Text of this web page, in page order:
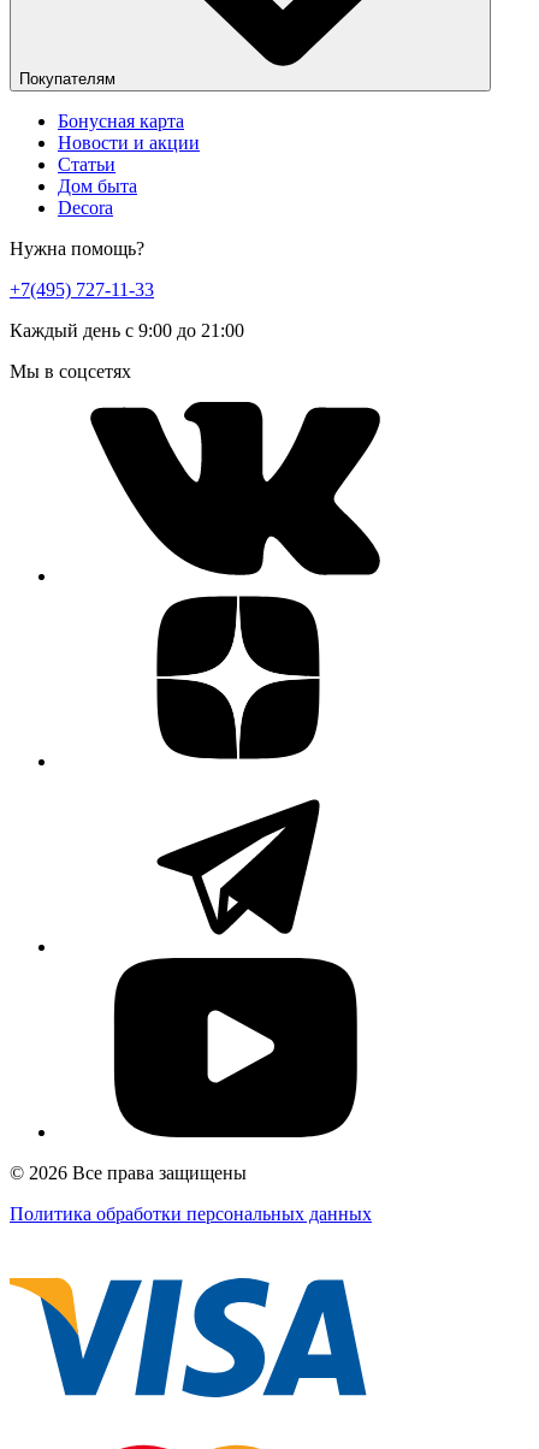
Покупателям
Бонусная карта
Новости и акции
Статьи
Дом быта
Decora
Нужна помощь?
+7(495) 727-11-33
Каждый день с 9:00 до 21:00
Мы в соцсетях
© 2026 Все права защищены
Политика обработки персональных данных